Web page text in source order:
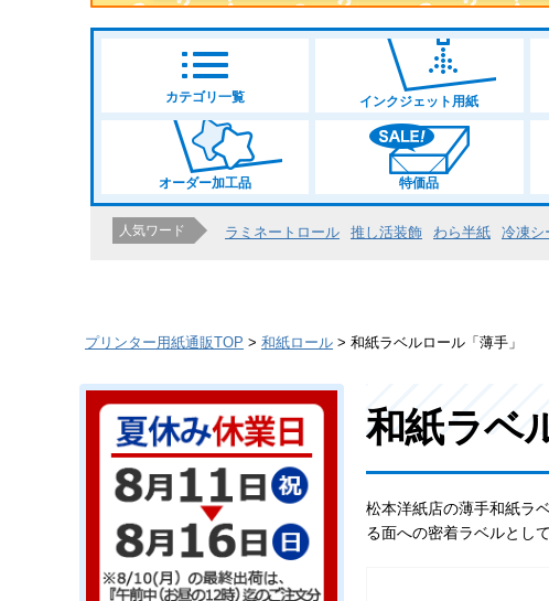
カテゴリ一覧 インクジェット用紙
オーダー加工品 特価品
人気ワード ラミネートロール 推し活装飾 わら半紙 冷凍シ
プリンター用紙通販TOP 和紙ロール 和紙ラベルロール「薄手」
和紙ラベ
松本洋紙店の薄手和紙ラ
る面への密着ラベルとし